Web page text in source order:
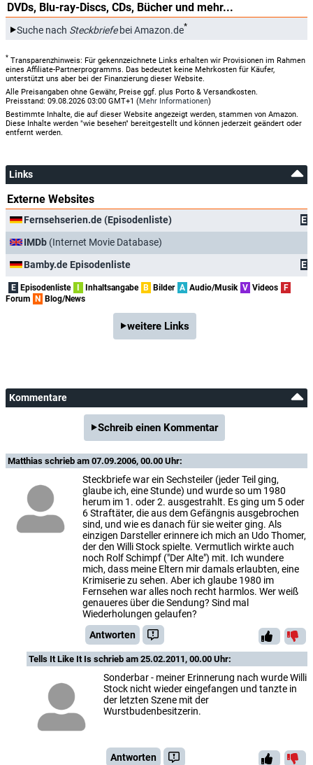
DVDs, Blu-ray-Discs, CDs, Bücher und mehr...
Suche nach Steckbriefebei Amazon.de*
* Transparenzhinweis: Für gekennzeichnete Links erhalten wir Provisionen im Rahmen
eines Affiliate-Partnerprogramms. Das bedeutet keine Mehrkosten für Käufer,
unterstützt uns aber bei der Finanzierung dieser Website.
Alle Preisangaben ohne Gewähr, Preise ggf. plus Porto & Versandkosten.
Preisstand: 09.08.2026 03:00 GMT+1 (Mehr Informationen)
Bestimmte Inhalte, die auf dieser Website angezeigt werden, stammen von Amazon.
Diese Inhalte werden "wie besehen" bereitgestellt und können jederzeit geändert oder
entfernt werden.
Links
Externe Websites
Fernsehserien.de (Episodenliste)
E
IMDb (Internet Movie Database)
Bamby.de Episodenliste
E
E Episodenliste I Inhaltsangabe B Bilder A Audio/Musik V Videos F
Forum N Blog/News
weitere Links
Kommentare
Schreib einen Kommentar
Matthias schrieb am 07.09.2006, 00.00 Uhr:
Steckbriefe war ein Sechsteiler (jeder Teil ging,
glaube ich, eine Stunde) und wurde so um 1980
herum im 1. oder 2. ausgestrahlt. Es ging um 5 oder
6 Straftäter, die aus dem Gefängnis ausgebrochen
sind, und wie es danach für sie weiter ging. Als
einzigen Darsteller erinnere ich mich an Udo Thomer,
der den Willi Stock spielte. Vermutlich wirkte auch
noch Rolf Schimpf ("Der Alte") mit. Ich wundere
mich, dass meine Eltern mir damals erlaubten, eine
Krimiserie zu sehen. Aber ich glaube 1980 im
Fernsehen war alles noch recht harmlos. Wer weiß
genaueres über die Sendung? Sind mal
Wiederholungen gelaufen?
Antworten
Tells It Like It Is schrieb am 25.02.2011, 00.00 Uhr:
Sonderbar - meiner Erinnerung nach wurde Willi
Stock nicht wieder eingefangen und tanzte in
der letzten Szene mit der
Wurstbudenbesitzerin.
Antworten